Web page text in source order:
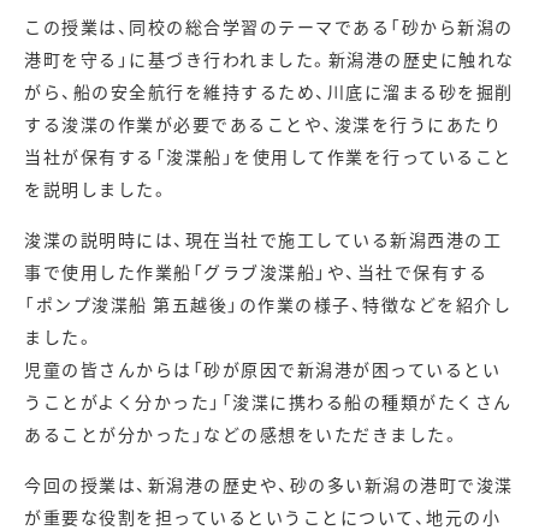
この授業は、同校の総合学習のテーマである「砂から新潟の
港町を守る」に基づき行われました。新潟港の歴史に触れな
がら、船の安全航行を維持するため、川底に溜まる砂を掘削
する浚渫の作業が必要であることや、浚渫を行うにあたり
当社が保有する「浚渫船」を使用して作業を行っていること
を説明しました。
浚渫の説明時には、現在当社で施工している新潟西港の工
事で使用した作業船「グラブ浚渫船」や、当社で保有する
「ポンプ浚渫船 第五越後」の作業の様子、特徴などを紹介し
ました。
児童の皆さんからは「砂が原因で新潟港が困っているとい
うことがよく分かった」「浚渫に携わる船の種類がたくさん
あることが分かった」などの感想をいただきました。
今回の授業は、新潟港の歴史や、砂の多い新潟の港町で浚渫
が重要な役割を担っているということについて、地元の小